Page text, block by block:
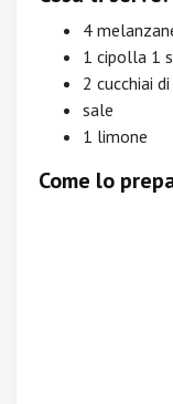
4
1 cipolla 1
2 cucchiai
sale
1 limone
Come lo